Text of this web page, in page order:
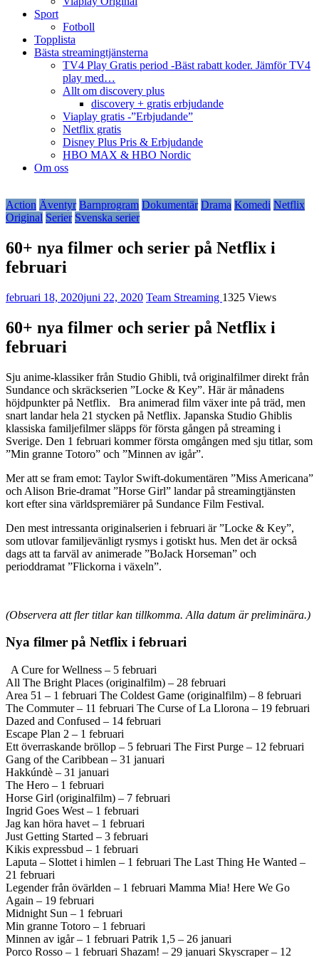
Sport
Fotboll
Topplista
Bästa streamingtjänsterna
TV4 Play Gratis period -Bäst rabatt koder. Jämför TV4
play med…
Allt om discovery plus
discovery + gratis erbjudande
Viaplay gratis -”Erbjudande”
Netflix gratis
Disney Plus Pris & Erbjudande
HBO MAX & HBO Nordic
Om oss
Action Äventyr Barnprogram Dokumentär Drama Komedi Netflix
Original Serier Svenska serier
60+ nya filmer och serier på Netflix i
februari
februari 18, 2020juni 22, 2020 Team Streaming 1325 Views
60+ nya filmer och serier på Netflix i
februari
Sju anime-klassiker från Studio Ghibli, två originalfilmer direkt från
Sundance och skräckserien ”Locke & Key”. Här är månadens
höjdpunkter på Netflix. Bra animerad film växer inte på träd, men
snart landar hela 21 stycken på Netflix. Japanska Studio Ghiblis
klassiska familjefilmer släpps för första gången på streaming i
Sverige. Den 1 februari kommer första omgången med sju titlar, som
”Min granne Totoro” och ”Minnen av igår”.
Mer att se fram emot: Taylor Swift-dokumentären ”Miss Americana”
och Alison Brie-dramat ”Horse Girl” landar på streamingtjänsten
kort efter sina världspremiärer på Sundance Film Festival.
Den mest intressanta originalserien i februari är ”Locke & Key”,
som utlovar familjevänligt rysmys i gotiskt hus. Men det är också
dags att ta farväl av animerade ”BoJack Horseman” och
perioddramat ”Flickorna i växeln”.
(Observera att fler titlar kan tillkomma. Alla datum är preliminära.)
Nya filmer på Netflix i februari
A Cure for Wellness – 5 februari
All The Bright Places (originalfilm) – 28 februari
Area 51 – 1 februari The Coldest Game (originalfilm) – 8 februari
The Commuter – 11 februari The Curse of La Llorona – 19 februari
Dazed and Confused – 14 februari
Escape Plan 2 – 1 februari
Ett överraskande bröllop – 5 februari The First Purge – 12 februari
Gang of the Caribbean – 31 januari
Hakkúndè – 31 januari
The Hero – 1 februari
Horse Girl (originalfilm) – 7 februari
Ingrid Goes West – 1 februari
Jag kan höra havet – 1 februari
Just Getting Started – 3 februari
Kikis expressbud – 1 februari
Laputa – Slottet i himlen – 1 februari The Last Thing He Wanted –
21 februari
Legender från övärlden – 1 februari Mamma Mia! Here We Go
Again – 19 februari
Midnight Sun – 1 februari
Min granne Totoro – 1 februari
Minnen av igår – 1 februari Patrik 1,5 – 26 januari
Porco Rosso – 1 februari Shazam! – 29 januari Skyscraper – 12